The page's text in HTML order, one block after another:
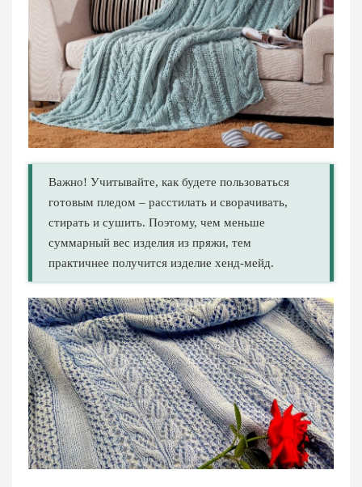
Важно! Учитывайте, как будете пользоваться
готовым пледом – расстилать и сворачивать,
стирать и сушить. Поэтому, чем меньше
суммарный вес изделия из пряжи, тем
практичнее получится изделие хенд-мейд.